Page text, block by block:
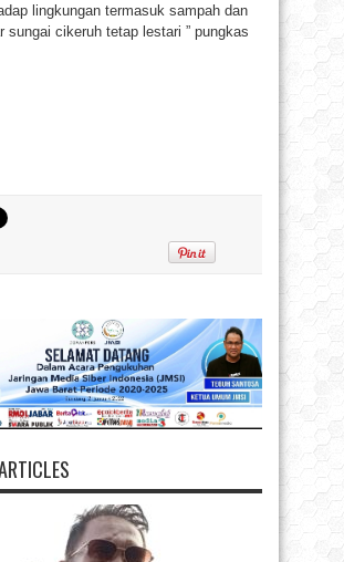
lingkungan termasuk sampah dan
sungai cikeruh tetap lestari ” pungkas